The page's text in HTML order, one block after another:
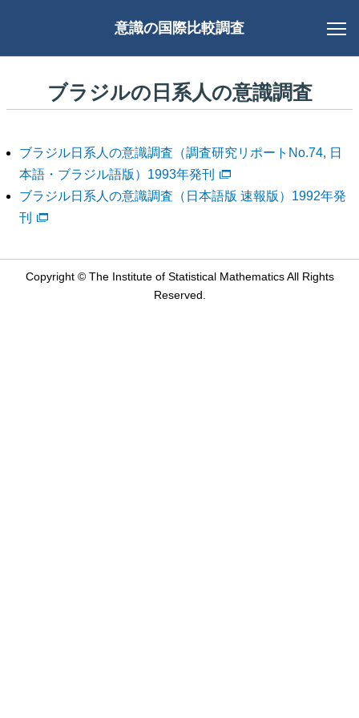
意識の国際比較調査
ブラジルの日系人の意識調査
ブラジル日系人の意識調査（調査研究リポートNo.74, 日
本語・ブラジル語版）1993年発刊
ブラジル日系人の意識調査（日本語版 速報版）1992年発
刊
Copyright © The Institute of Statistical Mathematics All Rights
Reserved.